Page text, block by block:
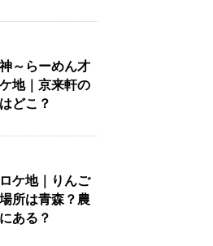
～らーめん才
地｜京来軒の
どこ？
ケ地｜りんご
所は青森？農
ある？